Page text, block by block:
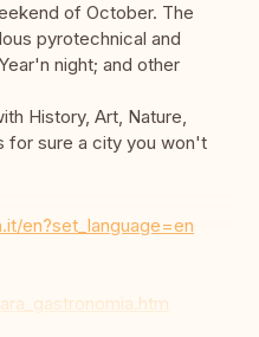
of October. The
pyrotechnical and
night; and other
History, Art, Nature,
for sure a city you won't
en?set_language=en